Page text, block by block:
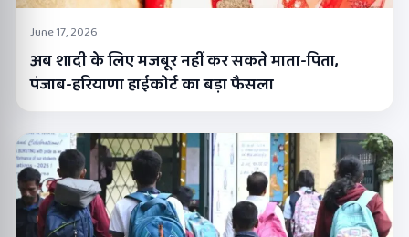
June 17, 2026
अब शादी के लिए मजबूर नहीं कर सकते माता-पिता,
पंजाब-हरियाणा हाईकोर्ट का बड़ा फैसला